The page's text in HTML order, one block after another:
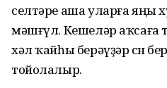
селтәре аша уларға яңы
мәшғүл. Кешеләр аҡсаға
хәл ҡайһы берәүҙәр өсөн
тойолалыр.